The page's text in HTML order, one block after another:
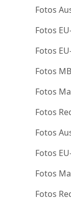
Fotos
Fotos
Fotos
Fotos
Fotos
Fotos
Fotos
Fotos
Fotos
Fotos